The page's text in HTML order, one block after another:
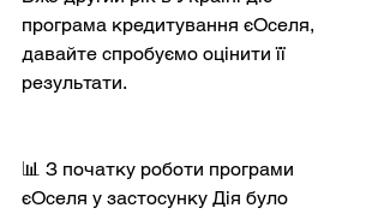
програма кредитування єОселя,
давайте спробуємо оцінити її
результати.
📊 З початку роботи програми
єОселя у застосунку Дія було